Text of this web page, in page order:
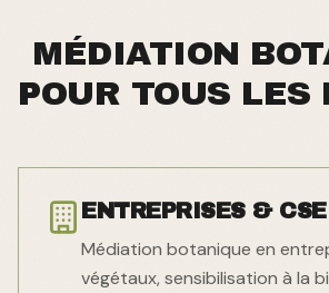
MÉDIATION
POUR TOUS LES
ENTREPRISES & CSE
Médiation botanique en
végétaux, sensibilisation à la